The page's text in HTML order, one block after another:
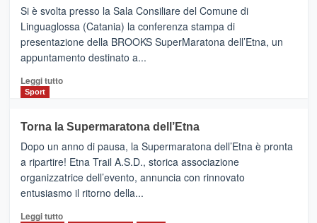
Al
via
i
collegamenti
Si è svolta presso la Sala Consiliare del Comune di
Linguaglossa (Catania) la conferenza stampa di
presentazione della BROOKS SuperMaratona dell’Etna, un
appuntamento destinato a...
Leggi tuttoLeggi
BROOKS
SuperMaratona
dell’Etna,
presentata
l’edizione
2026
Sport
Torna la Supermaratona dell’Etna
Dopo un anno di pausa, la Supermaratona dell’Etna è pronta
a ripartire! Etna Trail A.S.D., storica associazione
organizzatrice dell’evento, annuncia con rinnovato
entusiasmo il ritorno della...
Leggi tuttoLeggi